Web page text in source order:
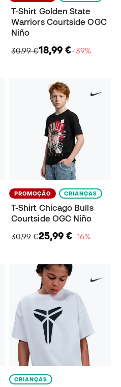
T-Shirt Golden State
Warriors Courtside OGC
Niño
30,99 €18,99 €−39%
PROMOÇÃO CRIANÇAS
T-Shirt Chicago Bulls
Courtside OGC Niño
30,99 €25,99 €−16%
CRIANÇAS